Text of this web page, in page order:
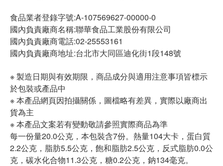
食品業者登錄字號:A-107569627-00000-0
國內負責廠商名稱:聯華食品工業股份有限公司
國內負責廠商電話:02-25553161
國內負責廠商地址:台北市大同區迪化街1段148號
※ 製造日期與有效期限，商品成分與適用注意事項皆標示
於包裝或產品中
※ 本產品網頁因拍攝關係，圖檔略有差異，實際以廠商出
貨為主
※ 本產品文案若有變動敬請參照實際商品為準
每一份量20.0公克，本包裝含7份。熱量104大卡，蛋白質
2.2公克，脂肪5.5公克，飽和脂肪2.5公克，反式脂肪0.0公
克，碳水化合物11.3公克，糖0.2公克，鈉134毫克。